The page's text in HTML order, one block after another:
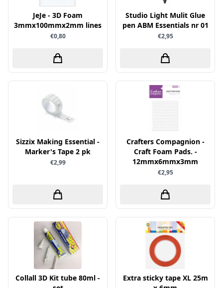
Verschillende
WeR Memory
Whimsy Stamps
Wild Rose Studio's
World of Craft
Yvonne Creations
Barto Design
Collall
hobbygros
Joep by Carla
Pan Pastel
Simple and Basic
JeJe - 3D Foam
3mmx100mmx2mm lines
€0,80
Studio Light Mulit Glue
pen ABM Essentials nr 01
€2,95
Sizzix Making Essential -
Marker's Tape 2 pk
€2,99
Crafters Compagnion -
Craft Foam Pads. -
12mmx6mmx3mm
€2,95
Collall 3D Kit tube 80ml -
Extra sticky tape XL 25m